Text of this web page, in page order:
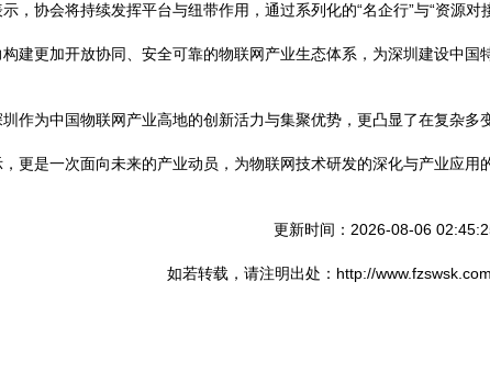
，协会将持续发挥平台与纽带作用，通过系列化的“名企行”与“资源
建更加开放协同、安全可靠的物联网产业生态体系，为深圳建设中国
作为中国物联网产业高地的创新活力与集聚优势，更凸显了在复杂
更是一次面向未来的产业动员，为物联网技术研发的深化与产业应用
更新时间：2026-08-06
如若转载，请注明出处：http://